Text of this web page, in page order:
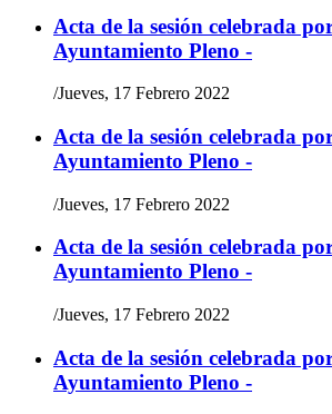
Acta de la sesión celebrada
Ayuntamiento Pleno -
/Jueves, 17 Febrero 2022
Acta de la sesión celebrada
Ayuntamiento Pleno -
/Jueves, 17 Febrero 2022
Acta de la sesión celebrada
Ayuntamiento Pleno -
/Jueves, 17 Febrero 2022
Acta de la sesión celebrada
Ayuntamiento Pleno -